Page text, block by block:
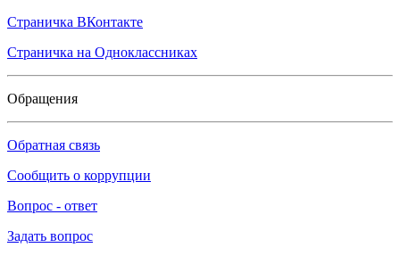
Страничка ВКонтакте
Страничка на Одноклассниках
Обращения
Обратная связь
Сообщить о коррупции
Вопрос - ответ
Задать вопрос